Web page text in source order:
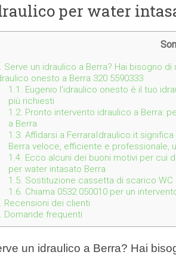
per water
Serve un idraulico a Berra? Hai bisogno
onesto a Berra 320 5590333
1.1. Eugenio l’idraulico onesto è il tuo
più richiesti
1.2. Pronto intervento idraulico a Berra:
a Berra
1.3. Affidarsi a FerraraIdraulico.it
Berra veloce, efficiente e professionale,
1.4. Ecco alcuni dei buoni motivi per cui
per water intasato Berra
1.5. Sostituzione cassetta di scarico
1.6. Chiama 0532 050010 per un
Recensioni dei clienti
Domande frequenti
un idraulico a Berra? Hai